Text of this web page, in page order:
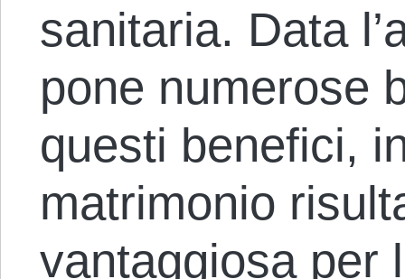
sanitaria. Data
pone numerose
questi benefici,
matrimonio
vantaggiosa per